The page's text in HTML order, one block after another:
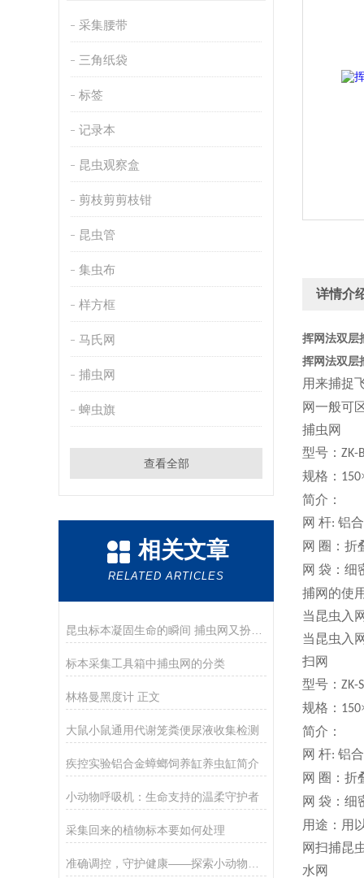
采集腰带
三角纸袋
标签
记录本
昆虫观察盒
剪枝剪剪枝钳
昆虫管
集虫布
样方框
马氏网
捕虫网
蜱虫旗
查看全部
相关文章
RELATED ARTICLES
标本采集工具箱中捕虫网的分类
林格曼黑度计 正文
大鼠小鼠通用代谢笼粪便尿液收集检测
疾控实验铝合金蟑螂饲养缸养虫缸简介
小动物呼吸机：生命支持的温柔守护者
采集回来的植物标本要如何处理
详情介
挥网法双层
挥网法双层
用来捕捉
网一般可
捕虫网
型号： ZK-
规格： 150
简介：
网 杆: 铝
网 圈：折
网 袋：细
捕网的使
当昆虫入
当昆虫入
扫网
型号： ZK-
规格： 150
简介：
网 杆: 铝
网 圈：折
网 袋：细
用途： 用
网扫捕昆
水网